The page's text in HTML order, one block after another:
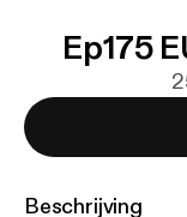
Ep175
Beschrijving